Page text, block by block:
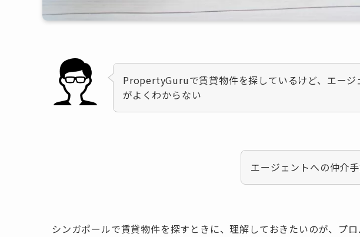
PropertyGuruで賃貸物件を探しているけど、エージ
がよくわからない
エージェントへの仲介
シンガポールで賃貸物件を探すときに、理解しておきたいのが、プ